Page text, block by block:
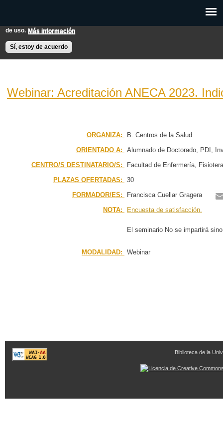
Esta web utiliza cookies para mejorar su experiencia de usuario.
de uso. Más información
Sí, estoy de acuerdo
principal
EXPON@us.es
BÚSQUEDA AVANZADA
CALENDARIO
Webinar: Acreditación ANECA 2023.
ORGANIZA:
B. Centros de la Salud
ORIENTADO A:
Alumnado de Doctorado PDI
CENTRO/S DESTINATARIO/S:
Facultad de Enfermería,
PLAZAS OFERTADAS:
30
FORMADOR/ES:
Francisca Cuellar Gragera
NOTA:
Encuesta de satisfacción.
El seminario No se impartirá
MODALIDAD: Webinar
Biblioteca de la